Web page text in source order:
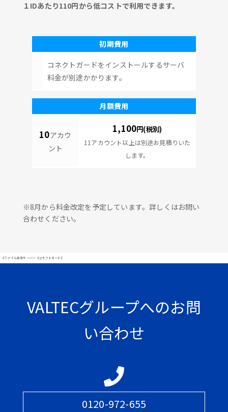
１IDあたり110円から低コストで利用できます。
初期費用
コネクトガードをインストールするサーバ
料金が別途かかります。
月額費用
10アカウ
ント
1,100円(税別)
11アカウント以上は別途お見積りいた
します。
※8月から料金改定を予定しています。詳しくはお問い
合わせください。
#ファイル共有サーバー【コネクトガード】
VALTECグループへのお問
い合わせ
0120-972-655